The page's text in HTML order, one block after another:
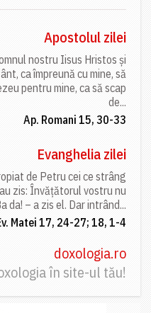
Apostolul zilei
nostru Iisus Hristos și
ca împreună cu mine, să
pentru mine, ca să scap
de...
Ap. Romani 15, 30-33
Evanghelia zilei
de Petru cei ce strâng
zis: Învățătorul vostru nu
da! – a zis el. Dar intrând...
Matei 17, 24-27; 18, 1-4
doxologia.ro
în site-ul tău!